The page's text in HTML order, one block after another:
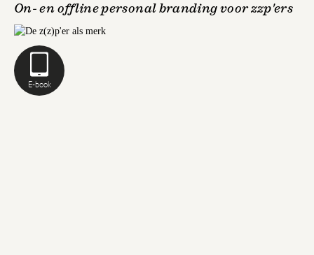
E-book
On- en offline personal branding voor zzp'ers